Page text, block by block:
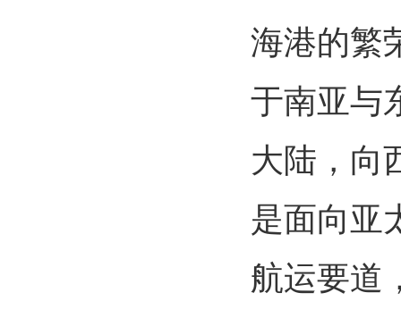
海港的繁
于南亚与
大陆，向
是面向亚
航运要道